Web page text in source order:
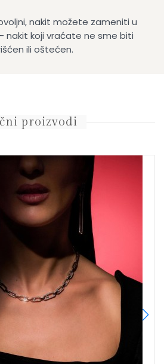
nakit možete zameniti u
nakit koji vraćate ne sme biti
ili oštećen.
proizvodi